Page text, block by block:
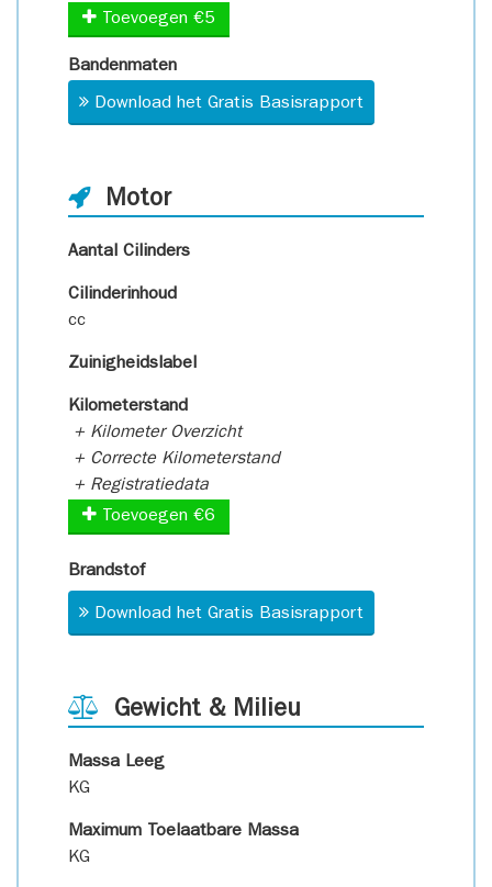
Toevoegen €5
Bandenmaten
Download het Gratis Basisrapport
Motor
Aantal Cilinders
Cilinderinhoud
cc
Zuinigheidslabel
Kilometerstand
+ Kilometer Overzicht
+ Correcte Kilometerstand
+ Registratiedata
Toevoegen €6
Brandstof
Download het Gratis Basisrapport
Gewicht & Milieu
Massa Leeg
KG
Maximum Toelaatbare Massa
KG